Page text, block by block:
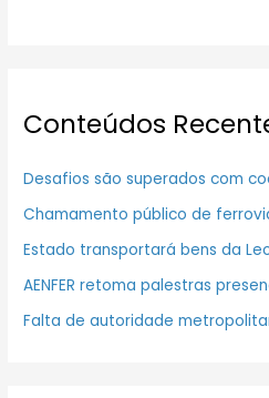
Conteúdos
Desafios são superados com
Chamamento público de
Estado transportará bens da
AENFER retoma palestras
Falta de autoridade